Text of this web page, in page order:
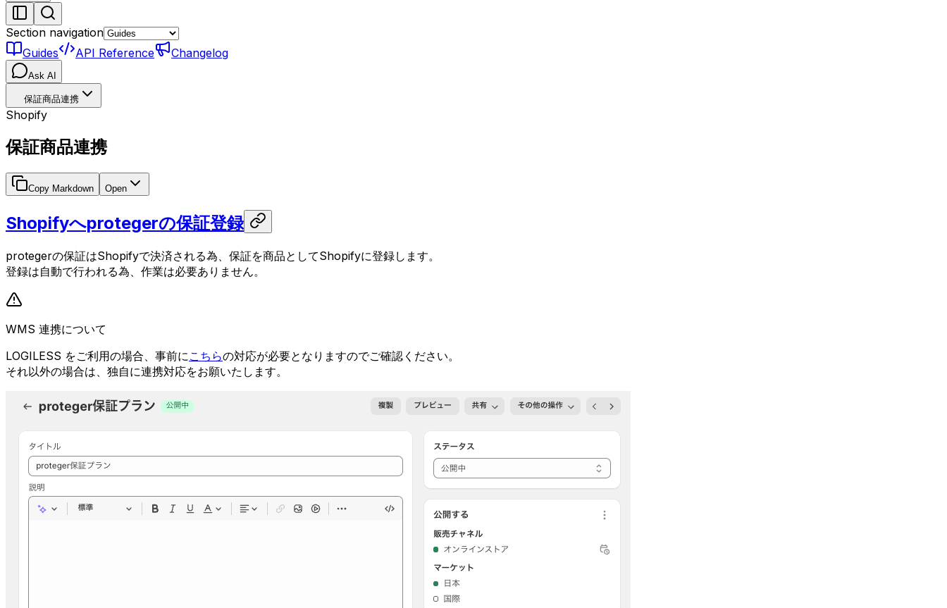
Section navigation
Guides
API Reference Changelog
Ask AI
保証商品連携
Shopify
保証商品連携
Copy Markdown Open
Shopifyへprotegerの保証登録
protegerの保証はShopifyで決済される為、保証を商品としてShopifyに登録します。
登録は自動で行われる為、作業は必要ありません。
WMS 連携について
LOGILESS をご利用の場合、事前に こちらの対応が必要となりますのでご確認ください。
それ以外の場合は、独自に連携対応をお願いたします。